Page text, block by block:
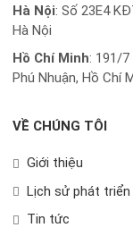
Hà Nội: Số 23E4
Hà Nội
Hồ Chí Minh: 191/7
Phú Nhuận, Hồ Chí
VỀ CHÚNG TÔI
Giới thiệu
Lịch sử phát triển
Tin tức